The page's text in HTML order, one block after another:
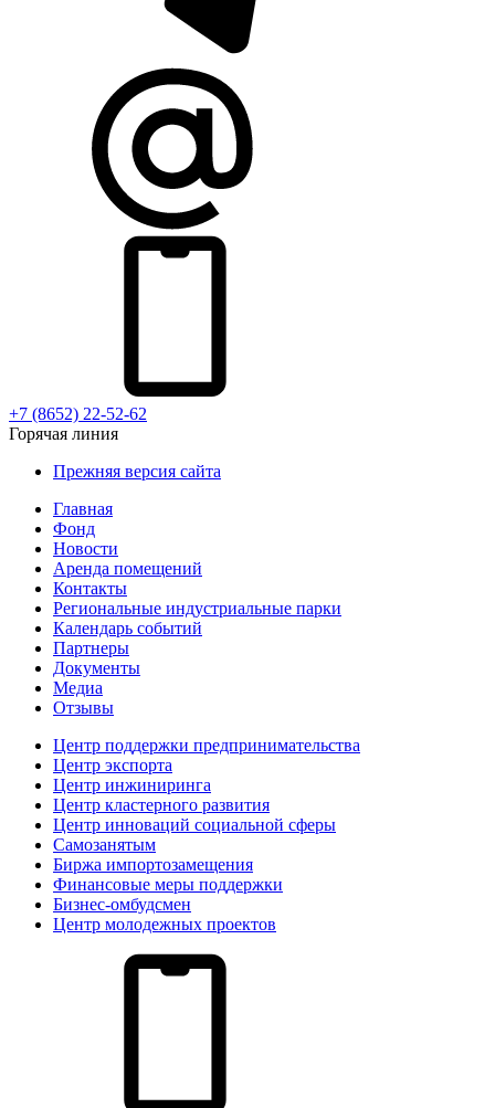
+7 (8652) 22-52-62
Горячая линия
Прежняя версия сайта
Главная
Фонд
Новости
Аренда помещений
Контакты
Региональные индустриальные парки
Календарь событий
Партнеры
Документы
Медиа
Отзывы
Центр поддержки предпринимательства
Центр экспорта
Центр инжиниринга
Центр кластерного развития
Центр инноваций социальной сферы
Cамозанятым
Биржа импортозамещения
Финансовые меры поддержки
Бизнес-омбудсмен
Центр молодежных проектов